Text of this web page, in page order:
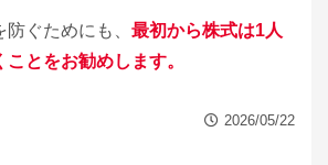
ぐためにも、 最初から株式は1人
とをお勧めします。
2026/05/22